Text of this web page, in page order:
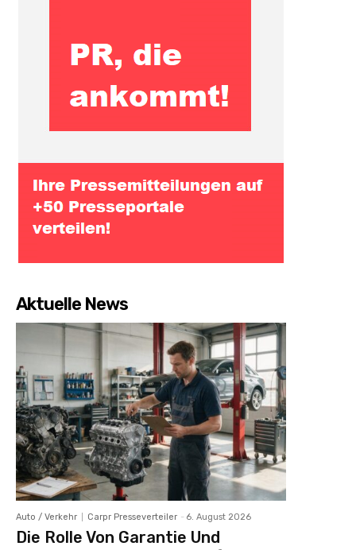
Aktuelle News
Auto / Verkehr Carpr Presseverteiler - 6. August 2026
Die Rolle Von Garantie Und